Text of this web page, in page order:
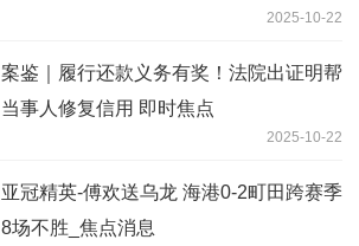
2025-10-22
案鉴｜履行还款义务有奖！法院出证明帮
当事人修复信用 即时焦点
2025-10-22
亚冠精英-傅欢送乌龙 海港0-2町田跨赛季
8场不胜_焦点消息